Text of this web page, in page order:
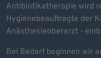
Antibiotikatherapie wird
Hygienebeauftragte der
Anästhesieoberarzt -
Bei Bedarf beginnen wir